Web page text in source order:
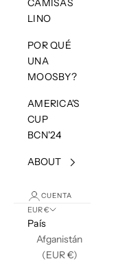
CAMISAS
LINO
POR QUÉ
UNA
MOOSBY?
AMERICA'S
CUP
BCN'24
ABOUT
CUENTA
EUR €
País
Afganistán
(EUR €)